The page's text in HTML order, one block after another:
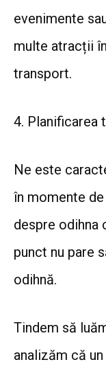
evenimente
multe atracții
transport.
4. Planificarea
Ne este
în momente
despre odihna
punct nu pare
odihnă.
Tindem să
analizăm că un